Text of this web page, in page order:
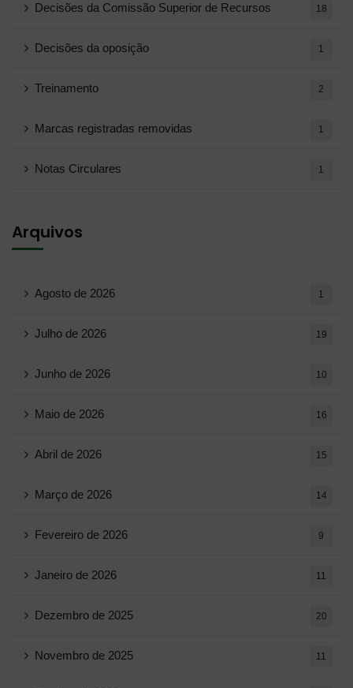
Decisões da Comissão Superior de Recursos 18
Decisões da oposição 1
Treinamento 2
Marcas registradas removidas 1
Notas Circulares 1
Arquivos
Agosto de 2026 1
Julho de 2026 19
Junho de 2026 10
Maio de 2026 16
Abril de 2026 15
Março de 2026 14
Fevereiro de 2026 9
Janeiro de 2026 11
Dezembro de 2025 20
Novembro de 2025 11